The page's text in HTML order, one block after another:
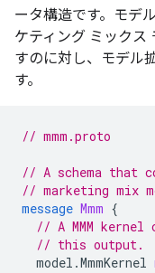
ータ構造です。モデ
ケティング ミックス
すのに対し、モデル
す。
// mmm.proto
// A schema that
// marketing mix
message Mmm {
// A MMM
// this output.
model.MmmKernel